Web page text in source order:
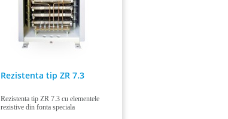
Rezistenta tip ZR 7.3
Rezistenta tip ZR 7.3 cu elementele
rezistive din fonta speciala